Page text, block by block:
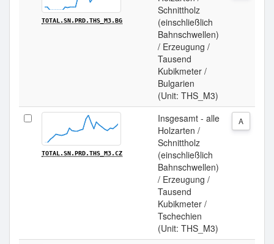
TOTAL.SN.PRD.THS_M3.BG
Schnittholz
(einschließlich
Bahnschwellen)
/ Erzeugung /
Tausend
Kubikmeter /
Bulgarien
(Unit: THS_M3)
TOTAL.SN.PRD.THS_M3.CZ
Insgesamt - alle
Holzarten /
Schnittholz
(einschließlich
Bahnschwellen)
/ Erzeugung /
Tausend
Kubikmeter /
Tschechien
(Unit: THS_M3)
A